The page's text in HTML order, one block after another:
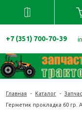
+7 (351) 700-70-39
Главная - Каталог -
Герметик прокладка 60 гр.